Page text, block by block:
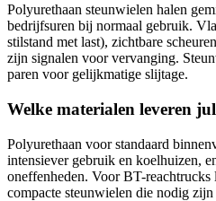
Polyurethaan steunwielen halen
bedrijfsuren bij normaal gebruik.
stilstand met last), zichtbare
zijn signalen voor vervanging.
paren voor gelijkmatige slijtage.
Welke materialen leveren
Polyurethaan voor standaard
intensiever gebruik en koelhuizen,
oneffenheden. Voor BT-
compacte steunwielen die nodig